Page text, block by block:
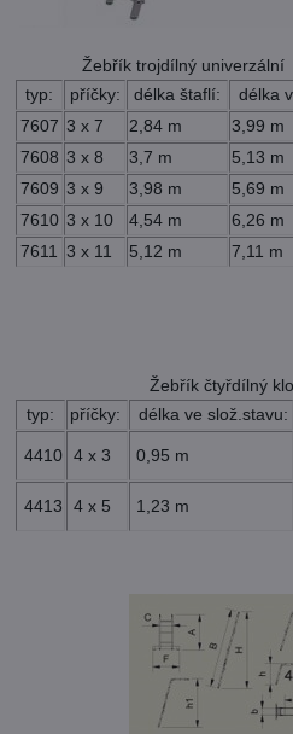
Žebřík trojdílný univerzální
typ:
příčky: délka štaflí:
délka
7607 3 x 7 2,84 m
3,99 m
7608 3 x 8 3,7 m
5,13 m
7609 3 x 9 3,98 m
5,69 m
7610 3 x 10 4,54 m
6,26 m
7611
3 x 11 5,12 m 7,11 m
typ: příčky: délka ve slož.stavu:
Žebřík čtyřdílný
4410 4 x 3 0,95 m
4413 4 x 5 1,23 m